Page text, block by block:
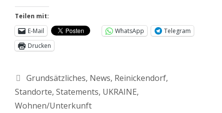
Teilen mit:
E-Mail
WhatsApp
Telegram
Drucken
Grundsätzliches, News, Reinickendorf,
Standorte, Statements, UKRAINE,
Wohnen/Unterkunft